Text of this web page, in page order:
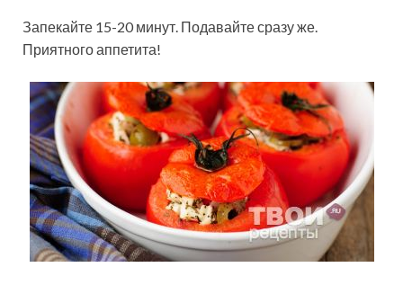
Запекайте 15-20 минут. Подавайте сразу же.
Приятного аппетита!